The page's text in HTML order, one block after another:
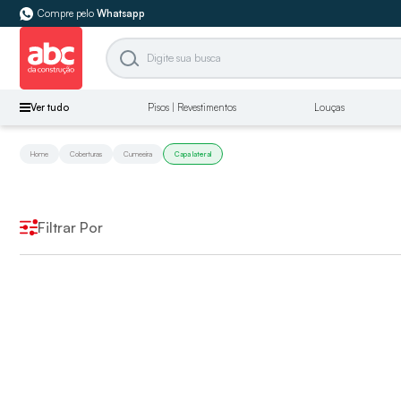
Compre pelo Whatsapp
Ver tudo Pisos | Revestimentos Louças
Home Coberturas Cumeeira Capa lateral
Filtrar Por